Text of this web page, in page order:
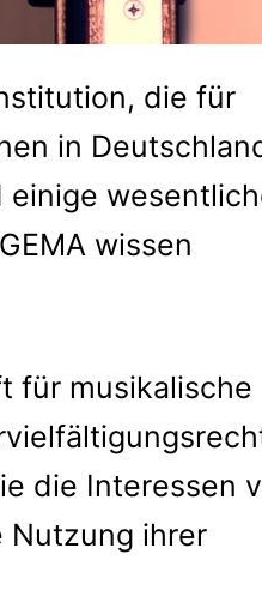
die für
in
einige
wissen
für musikalische
die Interessen
Nutzung ihrer